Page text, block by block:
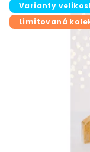
Varianty
Limitovaná